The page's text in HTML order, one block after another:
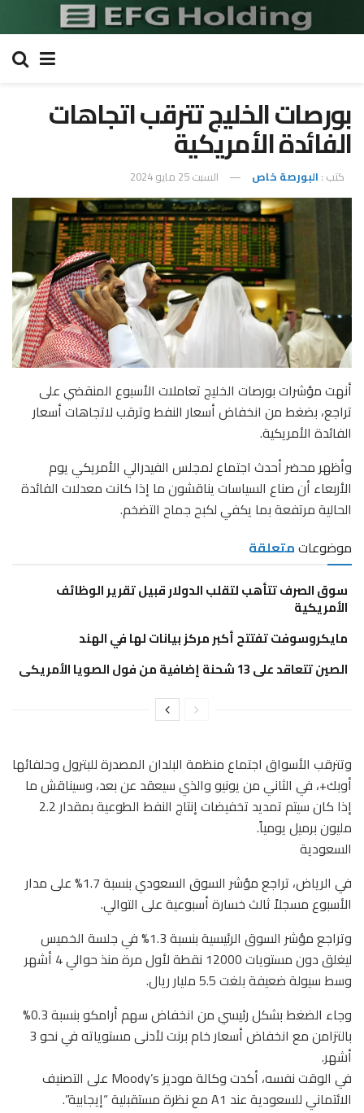
بورصات الخليج تترقب اتجاهات
الفائدة الأمريكية
كتب : البورصة خاص السبت 25 مايو 2024
أنهت مؤشرات بورصات الخليج تعاملات الأسبوع المنقضي على
تراجع، بضغط من انخفاض أسعار النفط وترقب لاتجاهات أسعار
الفائدة الأمريكية.
وأظهر محضر أحدث اجتماع لمجلس الفيدرالي الأمريكي يوم
الأربعاء أن صناع السياسات يناقشون ما إذا كانت معدلات الفائدة
الحالية مرتفعة بما يكفي لكبح جماح التضخم.
موضوعاتمتعلقة
سوق الصرف تتأهب لتقلب الدولار قبيل تقرير الوظائف
الأمريكية
مايكروسوفت تفتتح أكبر مركز بيانات لها في الهند
الصين تتعاقد على 13 شحنة إضافية من فول الصويا الأمريكى
وتترقب الأسواق اجتماع منظمة البلدان المصدرة للبترول وحلفائها
أوبك+، في الثاني من يونيو والذي سيعقد عن بعد، وسيناقش ما
إذا كان سيتم تمديد تخفيضات إنتاج النفط الطوعية بمقدار 2.2
مليون برميل يومياً.
السعودية
في الرياض، تراجع مؤشر السوق السعودي بنسبة 1.7% على مدار
الأسبوع مسجلاً ثالث خسارة أسبوعية على التوالي.
وتراجع مؤشر السوق الرئيسية بنسبة 1.3% في جلسة الخميس
ليغلق دون مستويات 12000 نقطة لأول مرة منذ حوالي 4 أشهر
وسط سيولة ضعيفة بلغت 5.5 مليار ريال.
وجاء الضغط بشكل رئيسي من انخفاض سهم أرامكو بنسبة 0.3%
بالتزامن مع انخفاض أسعار خام برنت لأدنى مستوياته في نحو 3
أشهر.
في الوقت نفسه، أكدت وكالة موديز Moody’s على التصنيف
الائتماني للسعودية عند ‭A1‬‬ مع نظرة مستقبلية “إيجابية”.